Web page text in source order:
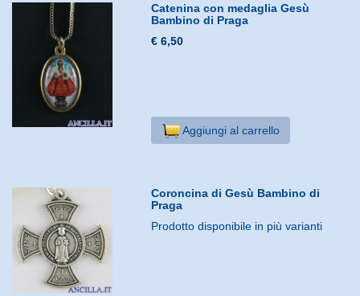
Catenina con medaglia Gesù
Bambino di Praga
€ 6,50
Aggiungi al carrello
Coroncina di Gesù Bambino di
Praga
Prodotto disponibile in più varianti